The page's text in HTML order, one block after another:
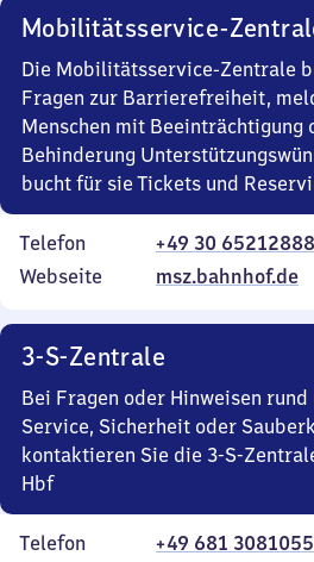
Mobilitätsservice-
Die Mobilitätsservice-Zentrale
Fragen zur Barrierefreiheit,
Menschen mit Beeinträchtigung
Behinderung
bucht für sie Tickets und
Telefon
+49 30 65212888
Webseite
msz.bahnhof.de
3-S-Zentrale
Bei Fragen oder Hinweisen rund
Service, Sicherheit oder
kontaktieren Sie die 3-S-
Hbf
Telefon
+49 681 3081055